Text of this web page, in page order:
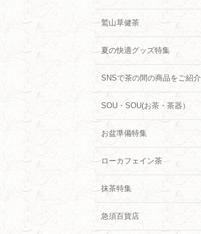
鷲山草健茶
夏の快適グッズ特集
SNSで茶の間の商品をご紹介
SOU・SOU(お茶・茶器）
お盆準備特集
ローカフェイン茶
抹茶特集
急須百貨店